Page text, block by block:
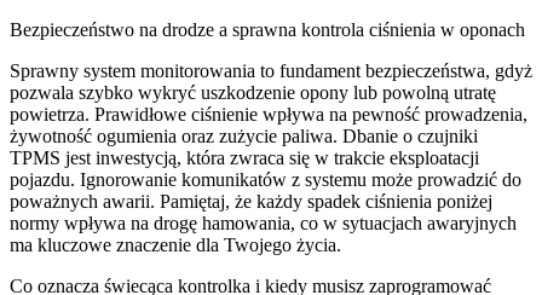
Bezpieczeństwo na drodze a sprawna kontrola ciśnienia w oponach
Sprawny system monitorowania to fundament bezpieczeństwa, gdyż
pozwala szybko wykryć uszkodzenie opony lub powolną utratę
powietrza. Prawidłowe ciśnienie wpływa na pewność prowadzenia,
żywotność ogumienia oraz zużycie paliwa. Dbanie o czujniki
TPMS jest inwestycją, która zwraca się w trakcie eksploatacji
pojazdu. Ignorowanie komunikatów z systemu może prowadzić do
poważnych awarii. Pamiętaj, że każdy spadek ciśnienia poniżej
normy wpływa na drogę hamowania, co w sytuacjach awaryjnych
ma kluczowe znaczenie dla Twojego życia.
Co oznacza świecąca kontrolka i kiedy musisz zaprogramować